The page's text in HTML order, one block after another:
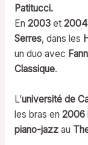
Patitucci.
En 2003et 2004
Serres, dans les
un duo avec
Classique.
L’université de
les bras en 2006
piano-jazzau